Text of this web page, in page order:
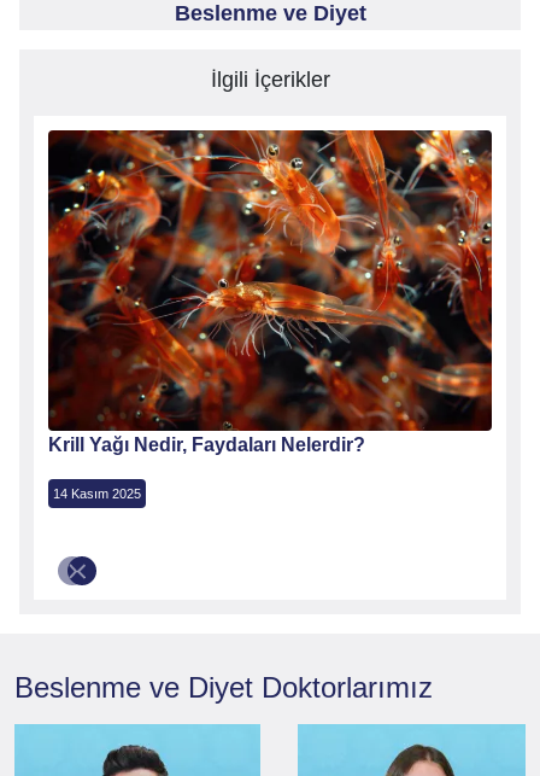
Beslenme ve Diyet
İlgili İçerikler
Krill Yağı Nedir, Faydaları Nelerdir?
14 Kasım 2025
Beslenme ve Diyet Doktorlarımız